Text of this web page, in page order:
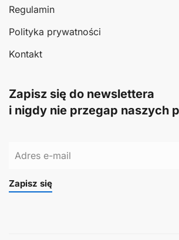
Regulamin
Polityka prywatności
Kontakt
Zapisz się do newslettera
i nigdy nie przegap naszych
Zapisz się